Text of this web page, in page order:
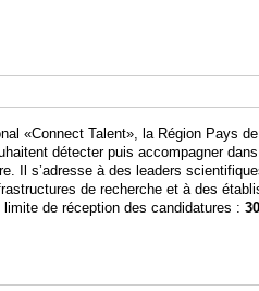
«Connect Talent», la Région Pays
détecter puis accompagner
Il s’adresse à des leaders
de recherche et à des
de réception des candidatures :